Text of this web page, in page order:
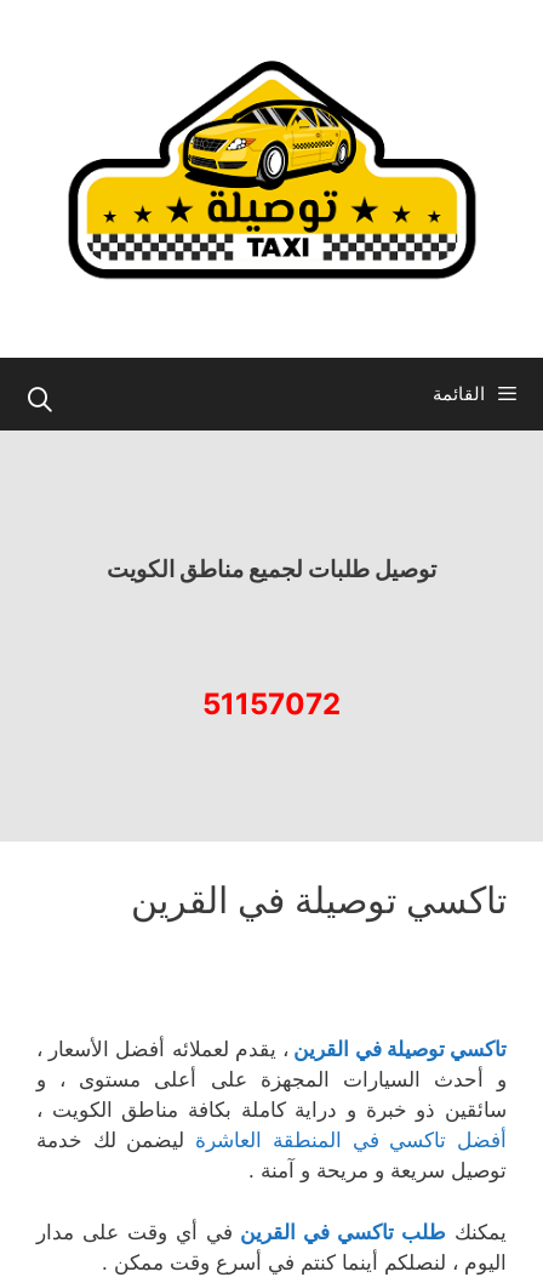
القائمة
توصيل طلبات لجميع مناطق الكويت
51157072
تاكسي توصيلة في القرين
تاكسي توصيلة في القرين ، يقدم لعملائه أفضل الأسعار ،
و أحدث السيارات المجهزة على أعلى مستوى ، و
سائقين ذو خبرة و دراية كاملة بكافة مناطق الكويت ،
أفضل تاكسي في المنطقة العاشرة ليضمن لك خدمة
توصيل سريعة و مريحة و آمنة .
يمكنك طلب تاكسي في القرين في أي وقت على مدار
اليوم ، لنصلكم أينما كنتم في أسرع وقت ممكن .